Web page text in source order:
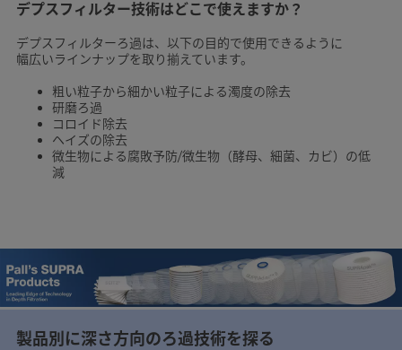
デプスフィルター技術はどこで使えますか？
デプスフィルターろ過は、以下の目的で使用できるように
幅広いラインナップを取り揃えています。
粗い粒子から細かい粒子による濁度の除去
研磨ろ過
コロイド除去
ヘイズの除去
微生物による腐敗予防/微生物（酵母、細菌、カビ）の低
減
製品別に深さ方向のろ過技術を探る